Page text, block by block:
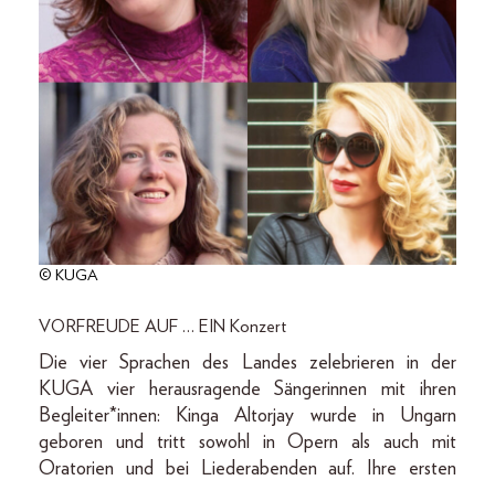
© KUGA
VORFREUDE AUF … EIN Konzert
Die vier Sprachen des Landes zelebrieren in der
KUGA vier heraus­ragende Sängerinnen mit ihren
Begleiter*innen: Kinga Altorjay wurde in Ungarn
geboren und tritt sowohl in Opern als auch mit
Oratorien und bei Liederabenden auf. Ihre ersten